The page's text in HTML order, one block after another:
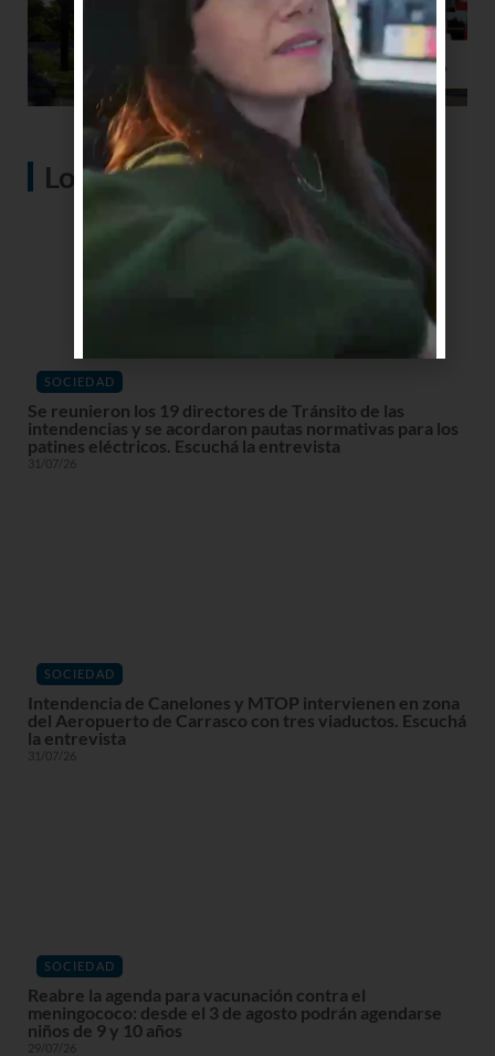
Lo más visto
SOCIEDAD
Se reunieron los 19 directores de Tránsito de las
intendencias y se acordaron pautas normativas para los
patines eléctricos. Escuchá la entrevista
31/07/26
SOCIEDAD
Intendencia de Canelones y MTOP intervienen en zona
del Aeropuerto de Carrasco con tres viaductos. Escuchá
la entrevista
31/07/26
SOCIEDAD
Reabre la agenda para vacunación contra el
meningococo: desde el 3 de agosto podrán agendarse
niños de 9 y 10 años
29/07/26